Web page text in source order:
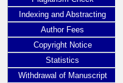
Indexing and Abstracting
Author Fees
Copyright Notice
Statistics
Withdrawal of Manuscript